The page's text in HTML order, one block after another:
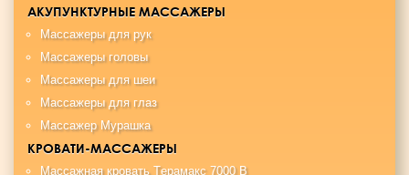
АКУПУНКТУРНЫЕ МАССАЖЕРЫ
Массажеры для рук
Массажеры головы
Массажеры для шеи
Массажеры для глаз
Массажер Мурашка
КРОВАТИ-МАССАЖЕРЫ
Maccaжная крoвaть Tерамакс 7000 B